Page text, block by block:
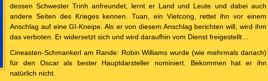
dessen Schwester Trinh anfreundet, lernt er Land und Leute und dabei auch
andere Seiten des Krieges kennen. Tuan, ein Vietcong, rettet ihn vor einem
Anschlag auf eine GI-Kneipe. Als er von diesem Anschlag berichten will, wird ihm
das verboten. Er widersetzt sich und wird daraufhin vom Dienst freigestellt…
Cineasten-Schmankerl am Rande: Robin Williams wurde (wie mehrmals danach)
für den Oscar als bester Hauptdarsteller nominiert. Bekommen hat er ihn
natürlich nicht.